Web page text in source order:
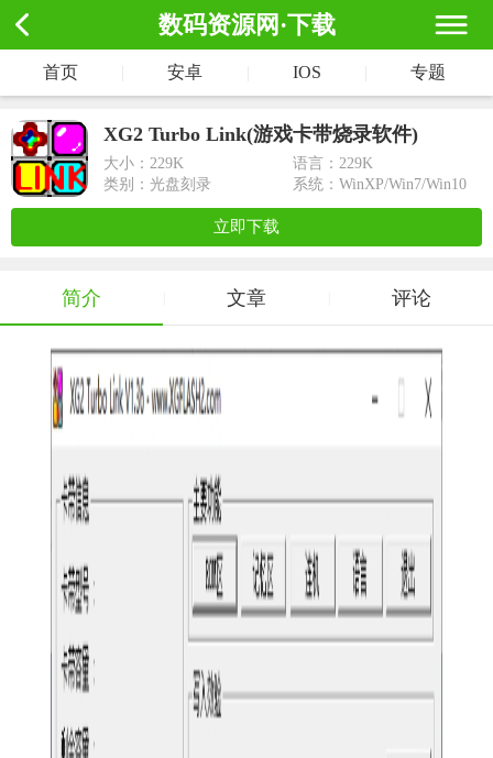
数码资源网·下载
首页 安卓 IOS 专题
XG2 Turbo Link(游戏卡带烧录软件)
大小： 229K
语言：229K
类别：光盘刻录
系统：WinXP/Win7/Win10
立即下载
简介 文章 评论